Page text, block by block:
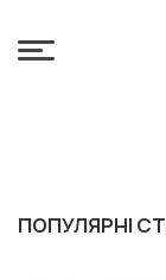
ПОПУЛЯРНІ